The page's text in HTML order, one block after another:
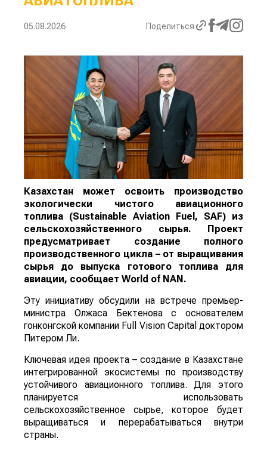
05.08.2026 Поделиться
Казахстан может освоить производство
экологически чистого авиационного
топлива (Sustainable Aviation Fuel, SAF) из
сельскохозяйственного сырья. Проект
предусматривает создание полного
производственного цикла – от выращивания
сырья до выпуска готового топлива для
авиации, сообщает World of NAN .
Эту инициативу обсудили на встрече премьер-
министра Олжаса Бектенова с основателем
гонконгской компании Full Vision Capital доктором
Питером Ли.
Ключевая идея проекта – создание в Казахстане
интегрированной экосистемы по производству
устойчивого авиационного топлива. Для этого
планируется использовать
сельскохозяйственное сырье, которое будет
выращиваться и перерабатываться внутри
страны.